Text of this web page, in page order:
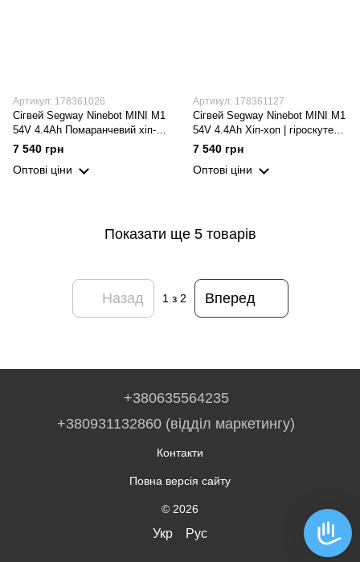
Артикул: 178361026
Сігвей Segway Ninebot MINI M1
54V 4.4Ah Помаранчевий хіп-
хоп | гіроскутер з ручкою для
7 540 грн
Оптові ціни
Артикул: 178361127
Сігвей Segway Ninebot MINI M1
54V 4.4Ah Хіп-хоп | гіроскутер з
ручкою для дітей
7 540 грн
Оптові ціни
Показати ще 5 товарів
Назад 1 з 2 Вперед
+380635564235
+380931132860 (відділ маркетингу)
Контакти
Повна версія сайту
© 2026
Укр Рус